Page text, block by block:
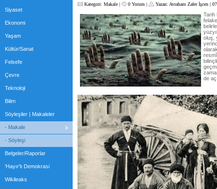
Siyaset
Ekonomi
Yaşam
Kültür/Sanat
Felsefe
Çevre
Teknoloji
Bilim
Söyleşiler | Makaleler
- Makale
- Söyleşi
Belgeler/Raporlar
'Hayır'lı Demokrasi
Wikileaks
Kategori: Makale | 0 Yorum | Yazan: Avraham Zafer İşcen |
Tarih
oluş,
de